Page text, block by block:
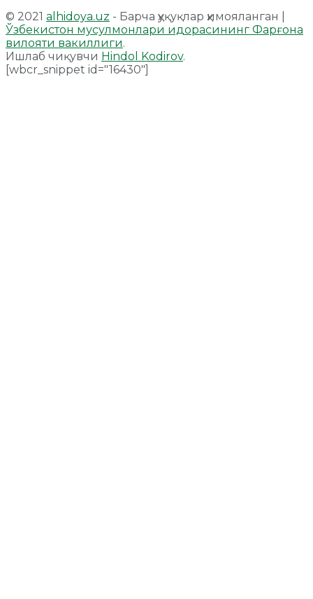
© 2021 alhidoya.uz - Барча ҳуқуқлар ҳимояланган |
Ўзбекистон мусулмонлари идорасининг Фарғона
вилояти вакиллиги.
Ишлаб чиқувчи Hindol Kodirov.
[wbcr_snippet id="16430"]